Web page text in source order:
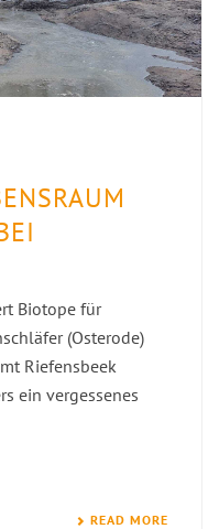
Biotope für
(Osterode)
Riefensbeek
ein vergessenes
READ MORE